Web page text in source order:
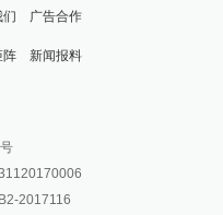
们 广告合作
阵
台
新闻报料
2017116